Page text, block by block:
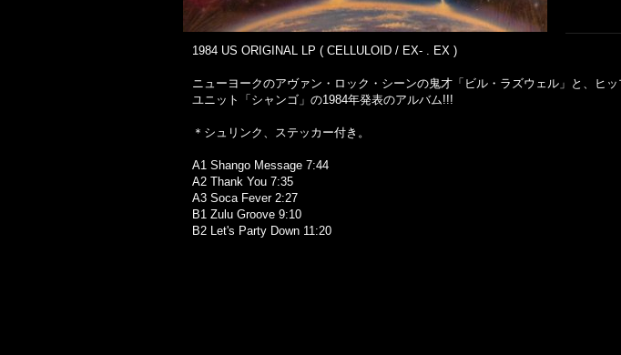
1984 US ORIGINAL LP ( CELLULOID / EX- . EX )
ニューヨークのアヴァン・ロック・シーンの鬼才「ビル・ラズウェル」と、ヒ
ユニット「シャンゴ」の1984年発表のアルバム!!!
＊シュリンク、ステッカー付き。
A1 Shango Message 7:44
A2 Thank You 7:35
A3 Soca Fever 2:27
B1 Zulu Groove 9:10
B2 Let's Party Down 11:20